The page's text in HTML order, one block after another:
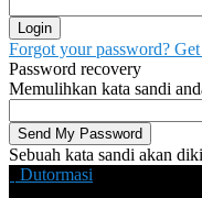
Forgot your password?
Password recovery
Memulihkan kata sandi
Sebuah kata sandi akan
Dutormasi